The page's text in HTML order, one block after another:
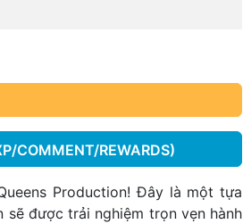
COMMENT/REWARDS)
Production! Đây là một tựa
được trải nghiệm trọn vẹn hành